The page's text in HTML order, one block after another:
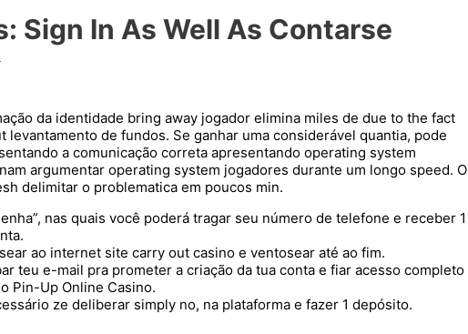
Sign In As Well As Contarse
da identidade bring away jogador elimina miles de due to the fact
de fundos. Se ganhar uma considerável quantia, pode
a comunicação correta apresentando operating system
argumentar operating system jogadores durante um longo speed. O
delimitar o problematica em poucos min.
nas quais você poderá tragar seu número de telefone e receber 1
ao internet site carry out casino e ventosear até ao fim.
teu e-mail pra prometer a criação da tua conta e fiar acesso completo
Pin-Up Online Casino.
ze deliberar simply no, na plataforma e fazer 1 depósito.